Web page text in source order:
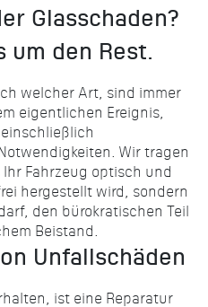
Glasschaden?
um den Rest.
welcher Art, sind immer
eigentlichen Ereignis,
Wir tragen
Fahrzeug optisch und
hergestellt wird, sondern
den bürokratischen Teil
Beistand.
Unfallschäden
ist eine Reparatur